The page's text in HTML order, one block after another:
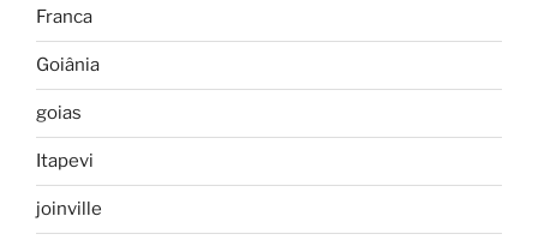
Franca
Goiânia
goias
Itapevi
joinville